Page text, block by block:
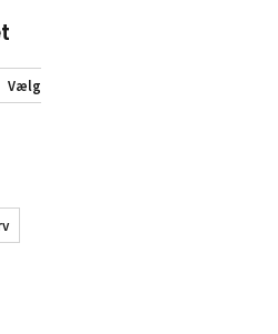
Vælg